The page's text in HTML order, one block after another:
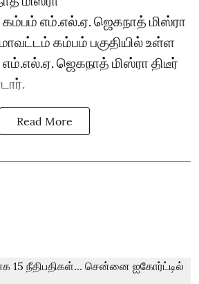
எம்.எல்.ஏ. ஜெகநாத் மிஸ்ரா
கம்பம் பகுதியில் உள்ள
ஜெகநாத் மிஸ்ரா திடீர்
Read More